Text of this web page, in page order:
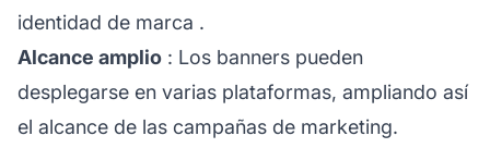
identidad de marca .
Alcance amplio : Los banners pueden
desplegarse en varias plataformas, ampliando así
el alcance de las campañas de marketing.